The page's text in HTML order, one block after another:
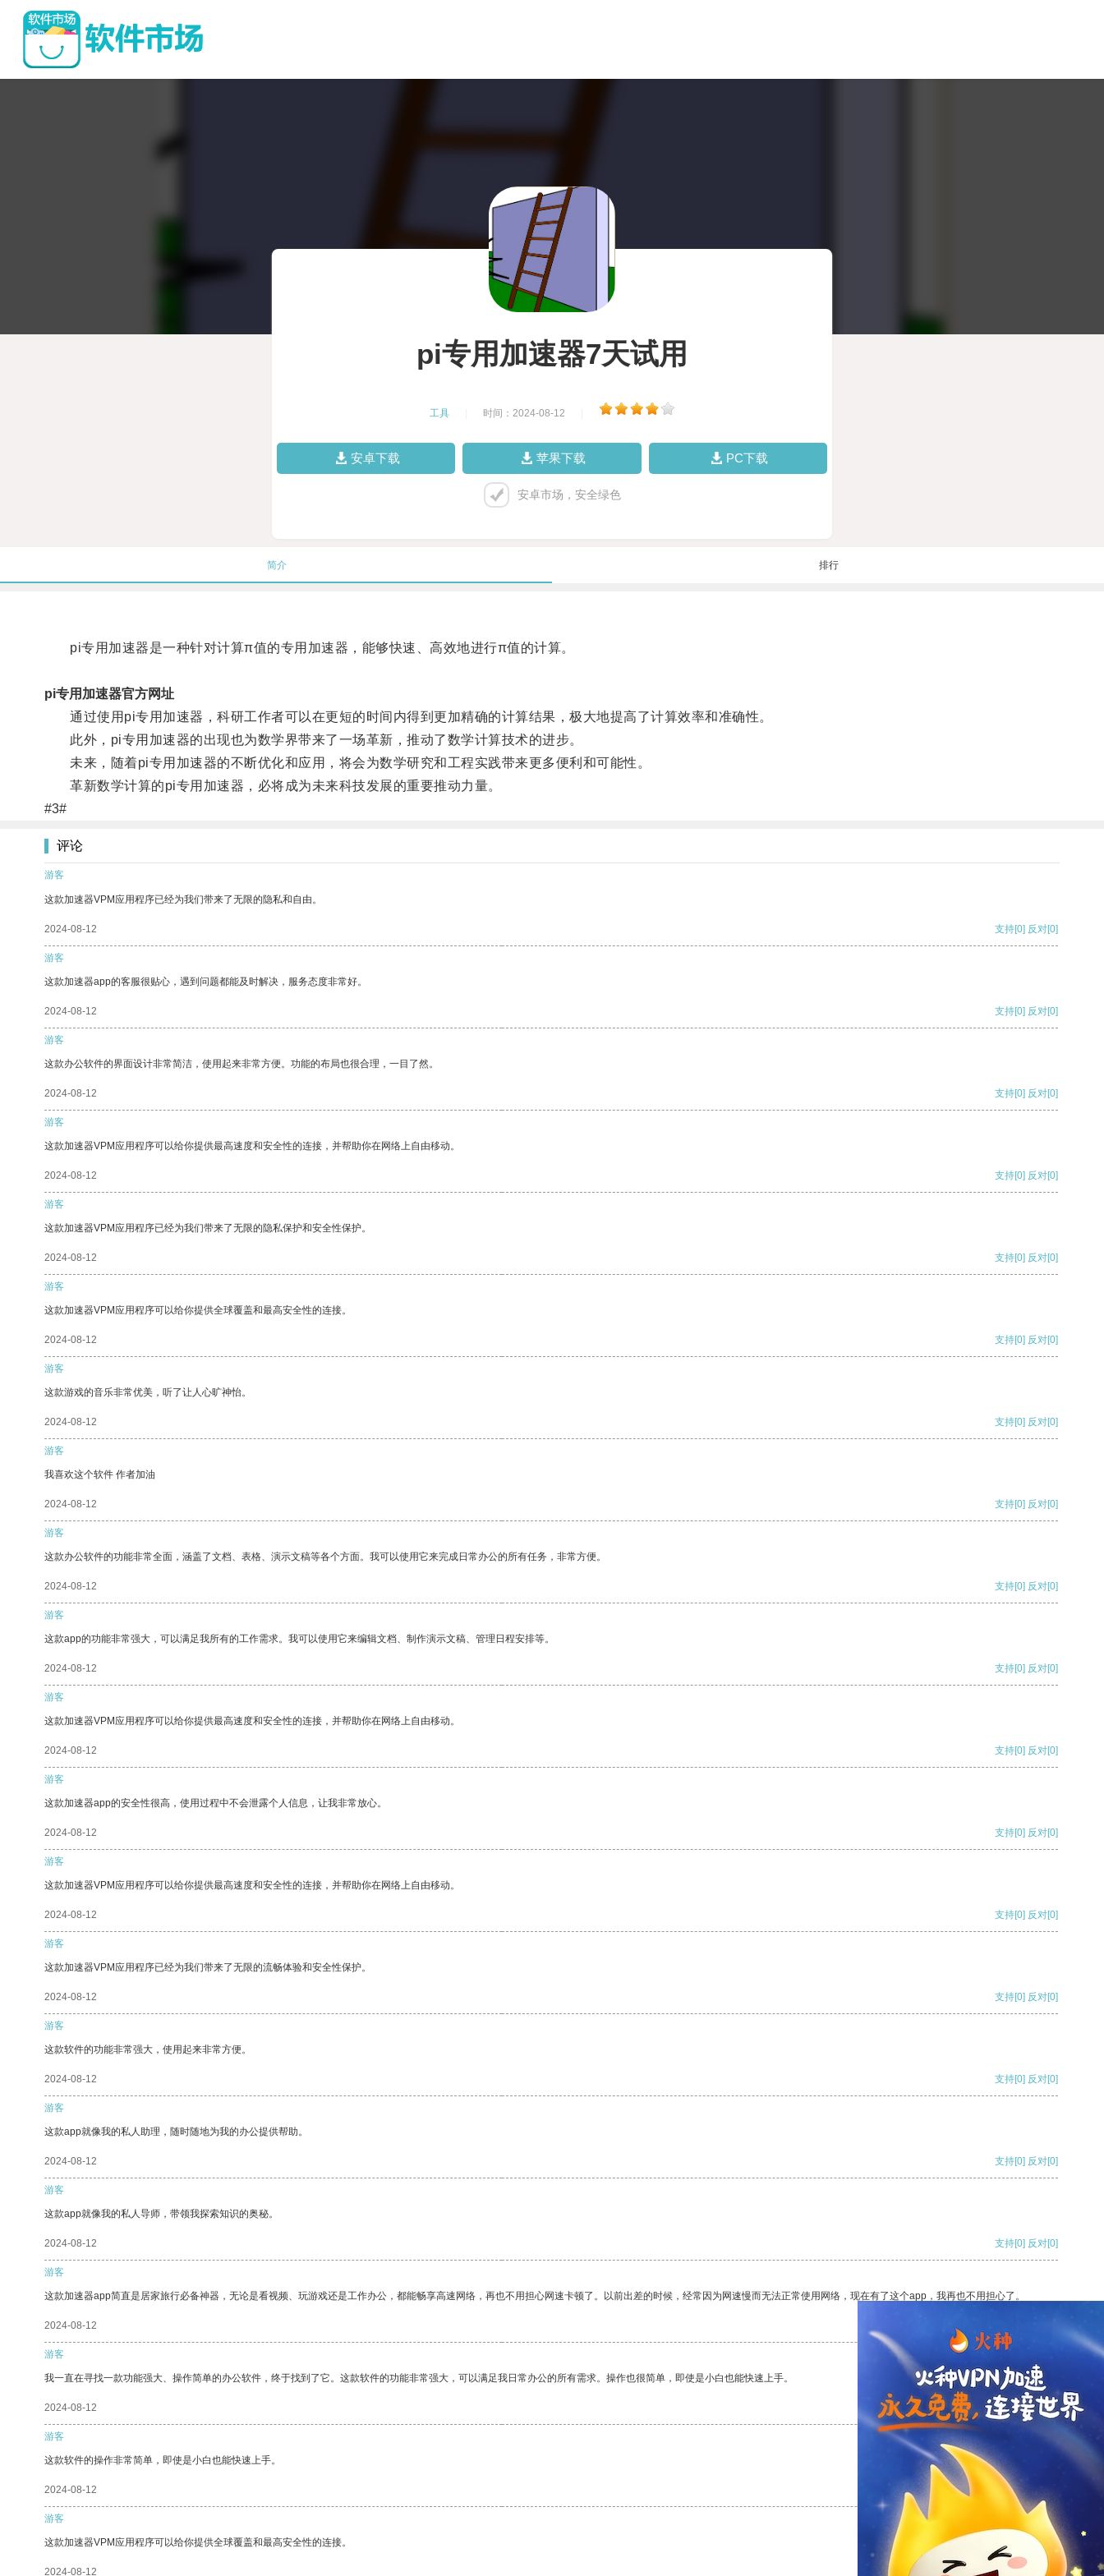
pi专用加速器7天试用
工具 时间：2024-08-12
安卓下载 苹果下载 PC下载
安卓市场，安全绿色
简介 排行
pi专用加速器是一种针对计算π值的专用加速器，能够快速、高效地进行π值的计算。
pi专用加速器官方网址
通过使用pi专用加速器，科研工作者可以在更短的时间内得到更加精确的计算结果，极大地提高了计算效率和准确性。
此外，pi专用加速器的出现也为数学界带来了一场革新，推动了数学计算技术的进步。
未来，随着pi专用加速器的不断优化和应用，将会为数学研究和工程实践带来更多便利和可能性。
革新数学计算的pi专用加速器，必将成为未来科技发展的重要推动力量。
#3#
评论
游客
这款加速器VPM应用程序已经为我们带来了无限的隐私和自由。
2024-08-12 支持[0] 反对[0]
游客
这款加速器app的客服很贴心，遇到问题都能及时解决，服务态度非常好。
2024-08-12 支持[0] 反对[0]
游客
这款办公软件的界面设计非常简洁，使用起来非常方便。功能的布局也很合理，一目了然。
2024-08-12 支持[0] 反对[0]
游客
这款加速器VPM应用程序可以给你提供最高速度和安全性的连接，并帮助你在网络上自由移动。
2024-08-12 支持[0] 反对[0]
游客
这款加速器VPM应用程序已经为我们带来了无限的隐私保护和安全性保护。
2024-08-12 支持[0] 反对[0]
游客
这款加速器VPM应用程序可以给你提供全球覆盖和最高安全性的连接。
2024-08-12 支持[0] 反对[0]
游客
这款游戏的音乐非常优美，听了让人心旷神怡。
2024-08-12 支持[0] 反对[0]
游客
我喜欢这个软件 作者加油
2024-08-12 支持[0] 反对[0]
游客
这款办公软件的功能非常全面，涵盖了文档、表格、演示文稿等各个方面。我可以使用它来完成日常办公的所有任务，非常方便。
2024-08-12 支持[0] 反对[0]
游客
这款app的功能非常强大，可以满足我所有的工作需求。我可以使用它来编辑文档、制作演示文稿、管理日程安排等。
2024-08-12 支持[0] 反对[0]
游客
这款加速器VPM应用程序可以给你提供最高速度和安全性的连接，并帮助你在网络上自由移动。
2024-08-12 支持[0] 反对[0]
游客
这款加速器app的安全性很高，使用过程中不会泄露个人信息，让我非常放心。
2024-08-12 支持[0] 反对[0]
游客
这款加速器VPM应用程序可以给你提供最高速度和安全性的连接，并帮助你在网络上自由移动。
2024-08-12 支持[0] 反对[0]
游客
这款加速器VPM应用程序已经为我们带来了无限的流畅体验和安全性保护。
2024-08-12 支持[0] 反对[0]
游客
这款软件的功能非常强大，使用起来非常方便。
2024-08-12 支持[0] 反对[0]
游客
这款app就像我的私人助理，随时随地为我的办公提供帮助。
2024-08-12 支持[0] 反对[0]
游客
这款app就像我的私人导师，带领我探索知识的奥秘。
2024-08-12 支持[0] 反对[0]
游客
这款加速器app简直是居家旅行必备神器，无论是看视频、玩游戏还是工作办公，都能畅享高速网络，再也不用担心网速卡顿了。以前出差的时候，经常因为网速慢而无法正常使用网络，现在有了这个app，我再也不用担心了。
2024-08-12
游客
我一直在寻找一款功能强大、操作简单的办公软件，终于找到了它。这款软件的功能非常强大，可以满足我日常办公的所有需求。操作也很简单，即使是小白也能快速上手。
2024-08-12 支持 [0] 反对[0]
游客
这款软件的操作非常简单，即使是小白也能快速上手。
2024-08-12 支持[0] 反对
游客
这款加速器VPM应用程序可以给你提供全球覆盖和最高安全性的连接。
2024-08-12 支持[0] 反对[0]